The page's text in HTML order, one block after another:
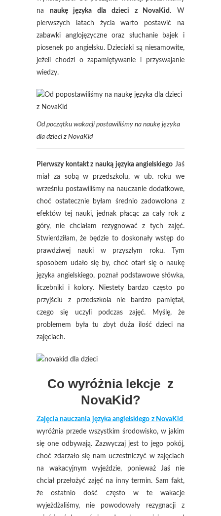
na naukę języka dla dzieci z NovaKid . W
pierwszych latach życia warto postawić na
zabawki anglojęzyczne oraz słuchanie bajek i
piosenek po angielsku. Dzieciaki są niesamowite,
jeżeli chodzi o zapamiętywanie i przyswajanie
wiedzy.
Od początku wakacji postawiliśmy na naukę języka
dla dzieci z NovaKid
Pierwszy kontakt z nauką języka angielskiego Jaś
miał za sobą w przedszkolu, w ub. roku we
wrześniu postawiliśmy na nauczanie dodatkowe,
choć ostatecznie byłam średnio zadowolona z
efektów tej nauki, jednak płacąc za cały rok z
góry, nie chciałam rezygnować z tych zajęć.
Stwierdziłam, że będzie to doskonały wstęp do
prawdziwej nauki w przyszłym roku. Tym
sposobem udało się by, choć otarł się o naukę
języka angielskiego, poznał podstawowe słówka,
liczebniki i kolory. Niestety bardzo często po
przyjściu z przedszkola nie bardzo pamiętał,
czego się uczyli podczas zajęć. Myślę, że
problemem była tu zbyt duża ilość dzieci na
zajęciach.
Co wyróżnia lekcje z
NovaKid?
Zajęcia nauczania języka angielskiego z NovaKid
wyróżnia przede wszystkim środowisko, w jakim
się one odbywają. Zazwyczaj jest to jego pokój,
choć zdarzało się nam uczestniczyć w zajęciach
na wakacyjnym wyjeździe, ponieważ Jaś nie
chciał przełożyć zajęć na inny termin. Sam fakt,
że ostatnio dość często w te wakacje
wyjeżdżaliśmy, nie powodowały rezygnacji z